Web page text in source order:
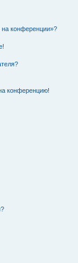
на конференции»?
конференцию!